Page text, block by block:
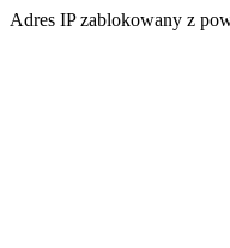
Adres IP zablokowany z